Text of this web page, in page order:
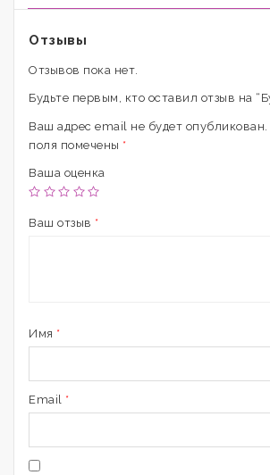
Отзывы
Отзывов пока нет.
Будьте первым, кто оставил отзыв на
Ваш адрес email не будет опубликован.
поля помечены *
Ваша оценка
Ваш отзыв *
Имя *
Email *